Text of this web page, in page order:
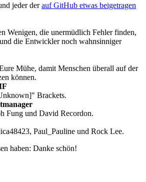
jeder derauf GitHub etwas beigetragen
Wenigen, die unermüdlich Fehler finden,
die Entwickler noch wahnsinniger
Mühe, damit Menschen überall auf der
können.
Brackets.
Fung und David Recordon.
Paul_Pauline und Rock Lee.
haben: Danke schön!